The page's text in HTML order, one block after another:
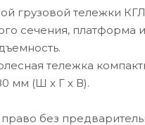
грузовой тележки
сечения,
тележка
мм (Ш х Г х В).
без